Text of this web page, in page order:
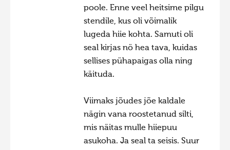
poole. Enne veel heitsime pilgu
stendile, kus oli võimalik
lugeda hiie kohta. Samuti oli
seal kirjas nö hea tava, kuidas
sellises pühapaigas olla ning
käituda.
Viimaks jõudes jõe kaldale
nägin vana roostetanud silti,
mis näitas mulle hiiepuu
asukoha. Ja seal ta seisis. Suur